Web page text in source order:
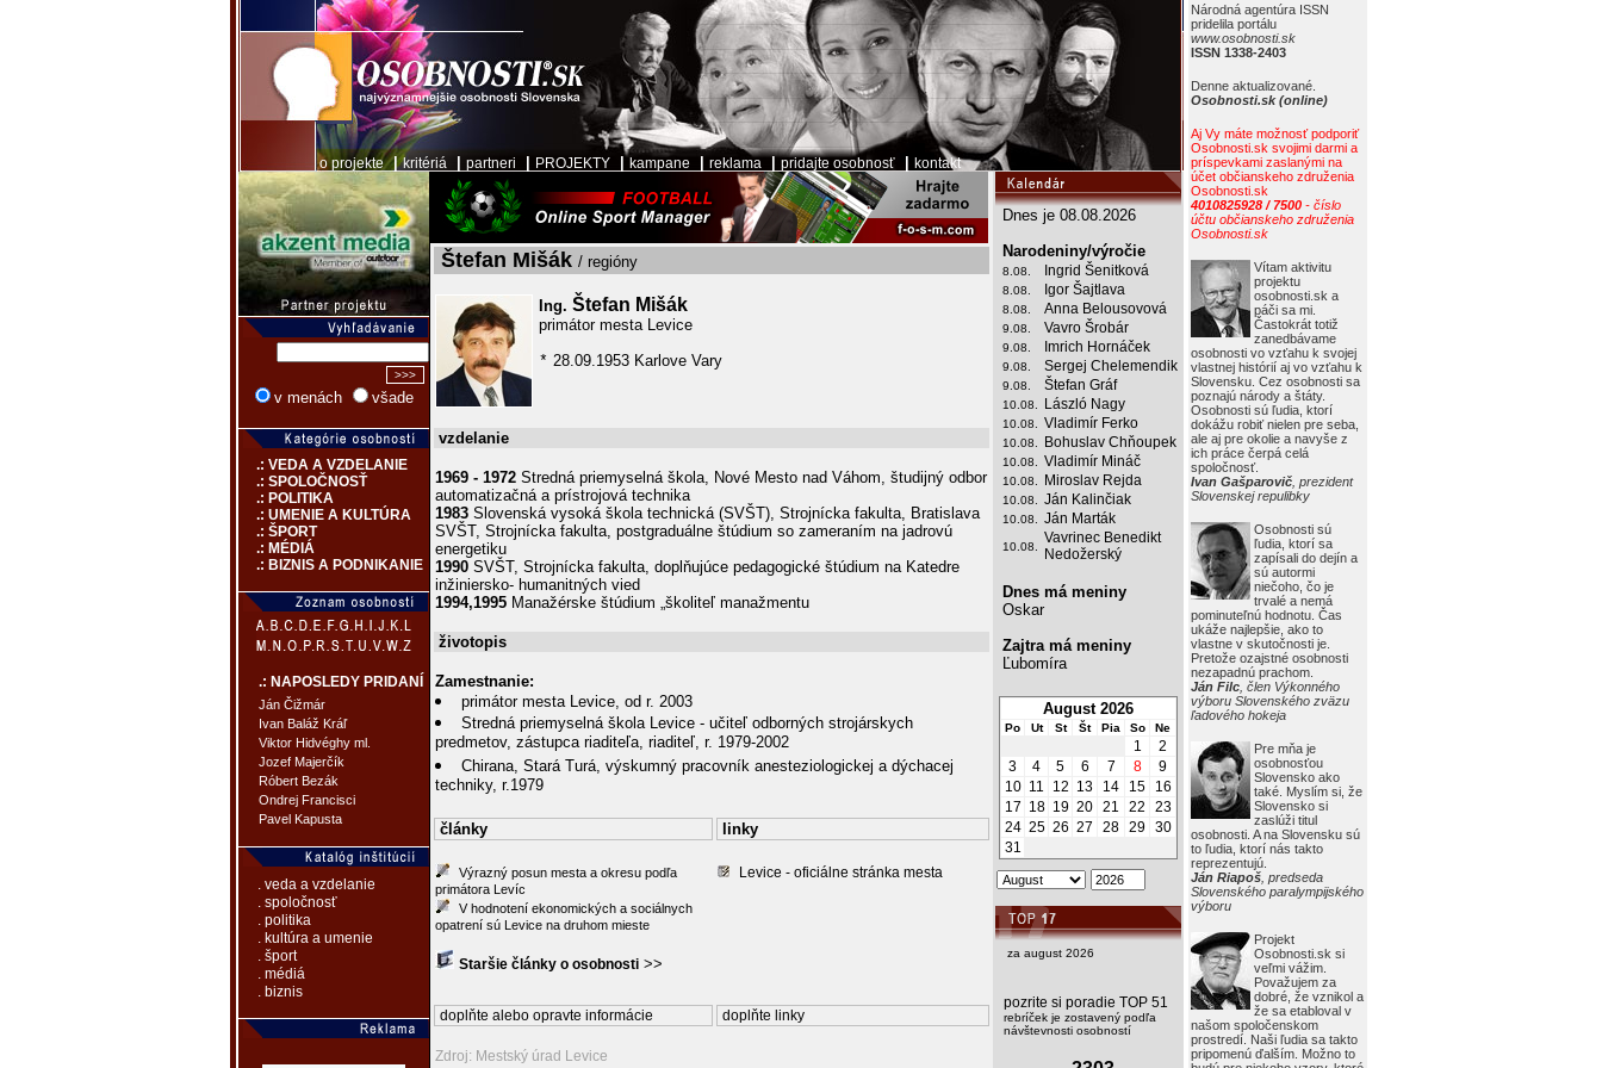
o projekte|kritériá partneri PROJEKTY kampane reklama pridajte osobnosť kontakt
Národná agentúra ISSN
pridelila portálu
www.osobnosti.sk
ISSN 1338-2403
Denne aktualizované.
Osobnosti.sk (online)
Aj Vy máte možnosť podporiť
Osobnosti.sk svojimi darmi a
príspevkami zaslanými na
účet občianskeho združenia
Osobnosti.sk
4010825928 / 7500 - číslo
účtu občianskeho združenia
Osobnosti.sk
Vítam aktivitu
projektu
osobnosti.sk a
páči sa mi.
Častokrát totiž
zanedbávame
osobnosti vo vzťahu k svojej
vlastnej histórií aj vo vzťahu k
Slovensku. Cez osobnosti sa
poznajú národy a štáty.
Osobnosti sú ľudia, ktorí
dokážu robiť nielen pre seba,
ale aj pre okolie a navyše z
ich práce čerpá celá
spoločnosť.
Ivan Gašparovič , prezident
Slovenskej repulibky
Osobnosti sú
ľudia, ktorí sa
zapísali do dejín a
sú autormi
niečoho, čo je
trvalé a nemá
pominuteľnú hodnotu. Čas
ukáže najlepšie, ako to
vlastne v skutočnosti je.
Pretože ozajstné osobnosti
nezapadnú prachom.
Ján Filc , člen Výkonného
výboru Slovenského zväzu
ľadového hokeja
Pre mňa je
osobnosťou
Slovensko ako
také. Myslím si, že
Slovensko si
zaslúži titul
osobnosti. A na Slovensku sú
to ľudia, ktorí nás takto
reprezentujú.
Ján Riapoš , predseda
Slovenského paralympijského
výboru
Projekt
Osobnosti.sk si
veľmi vážim.
Považujem za
dobré, že vznikol a
že sa etabloval v
našom spoločenskom
prostredí. Naši ľudia sa takto
pripomenú ďalším. Možno to
v menách všade
.: VEDA A VZDELANIE
.: SPOLOČNOSŤ
.: POLITIKA
.: UMENIE A KULTÚRA
.: ŠPORT
.: MÉDIÁ
.: BIZNIS A PODNIKANIE
.: NAPOSLEDY PRIDANÍ
Ján Čižmár
Ivan Baláž Kráľ
Viktor Hidvéghy ml.
Jozef Majerčík
Róbert Bezák
Ondrej Francisci
Pavel Kapusta
. veda a vzdelanie
. spoločnosť
. politika
. kultúra a umenie
. šport
. médiá
. biznis
Štefan Mišák / regióny
Ing. Štefan Mišák
primátor mesta Levice
* 28.09.1953 Karlove Vary
vzdelanie
1969 - 1972 Stredná priemyselná škola, Nové Mesto nad Váhom, študijný odbor
automatizačná a prístrojová technika
1983 Slovenská vysoká škola technická (SVŠT), Strojnícka fakulta, Bratislava
SVŠT, Strojnícka fakulta, postgraduálne štúdium so zameraním na jadrovú
energetiku
1990 SVŠT, Strojnícka fakulta, doplňujúce pedagogické štúdium na Katedre
inžiniersko- humanitných vied
1994,1995 Manažérske štúdium „školiteľ manažmentu
životopis
Zamestnanie:
primátor mesta Levice, od r. 2003
Stredná priemyselná škola Levice - učiteľ odborných strojárskych
predmetov, zástupca riaditeľa, riaditeľ, r. 1979-2002
Chirana, Stará Turá, výskumný pracovník anesteziologickej a dýchacej
techniky, r.1979
články linky
Výrazný posun mesta a okresu podľa
primátora Levíc
V hodnotení ekonomických a sociálnych
opatrení sú Levice na druhom mieste
Staršie články o osobnosti >>
Levice - oficiálne stránka mesta
doplňte alebo opravte informácie doplňte linky
Zdroj: Mestský úrad Levice
Dnes je 08.08.2026
Narodeniny/výročie
8.08. Ingrid Šenitková
8.08. Igor Šajtlava
8.08. Anna Belousovová
9.08. Vavro Šrobár
9.08. Imrich Hornáček
9.08. Sergej Chelemendik
9.08. Štefan Gráf
10.08. László Nagy
10.08. Vladimír Ferko
10.08. Bohuslav Chňoupek
10.08. Vladimír Mináč
10.08. Miroslav Rejda
10.08. Ján Kalinčiak
10.08. Ján Marták
10.08.
Vavrinec Benedikt
Nedožerský
Dnes má meniny
Oskar
Zajtra má meniny
Ľubomíra
August 2026
Po Ut St Št Pia So Ne
1
2
3
4 5 6 7 8
9
10 11 12 13 14 15
16
17 18 19 20 21 22
23
24 25 26 27 28 29 30
31
za august 2026
pozrite si poradie TOP 51
rebríček je zostavený podľa
návštevnosti osobností